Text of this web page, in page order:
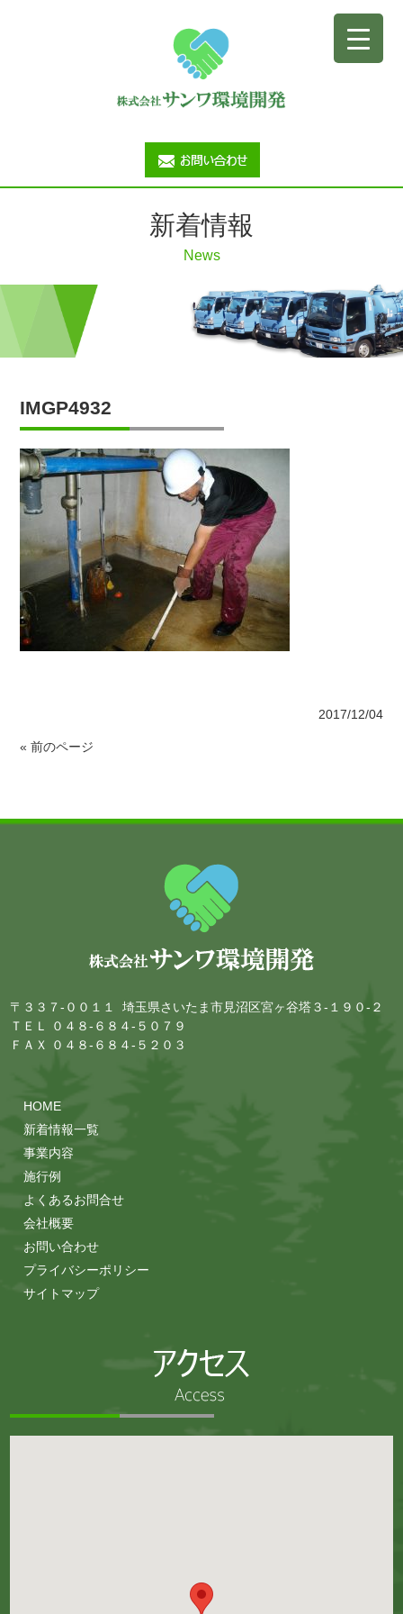
新着情報
News
IMGP4932
2017/12/04
« 前のページ
〒３３７-００１１ 埼玉県さいたま市見沼区宮ヶ谷塔３-１９０-２
ＴＥＬ ０４８-６８４-５０７９
ＦＡＸ ０４８-６８４-５２０３
HOME
新着情報一覧
事業内容
施行例
よくあるお問合せ
会社概要
お問い合わせ
プライバシーポリシー
サイトマップ